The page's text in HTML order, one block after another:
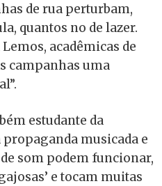
de rua perturbam,
quantos no de lazer.
acadêmicas de
campanhas uma
estudante da
musicada e
som podem funcionar,
e tocam muitas